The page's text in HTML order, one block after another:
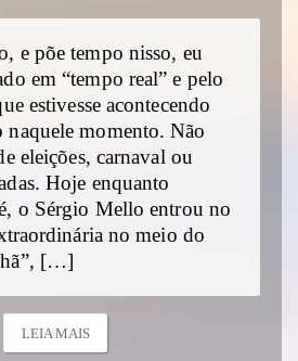
e põe tempo nisso, eu
em “tempo real” e pelo
estivesse acontecendo
naquele momento. Não
eleições, carnaval ou
Hoje enquanto
o Sérgio Mello entrou no
no meio do
[…]
LEIA MAIS